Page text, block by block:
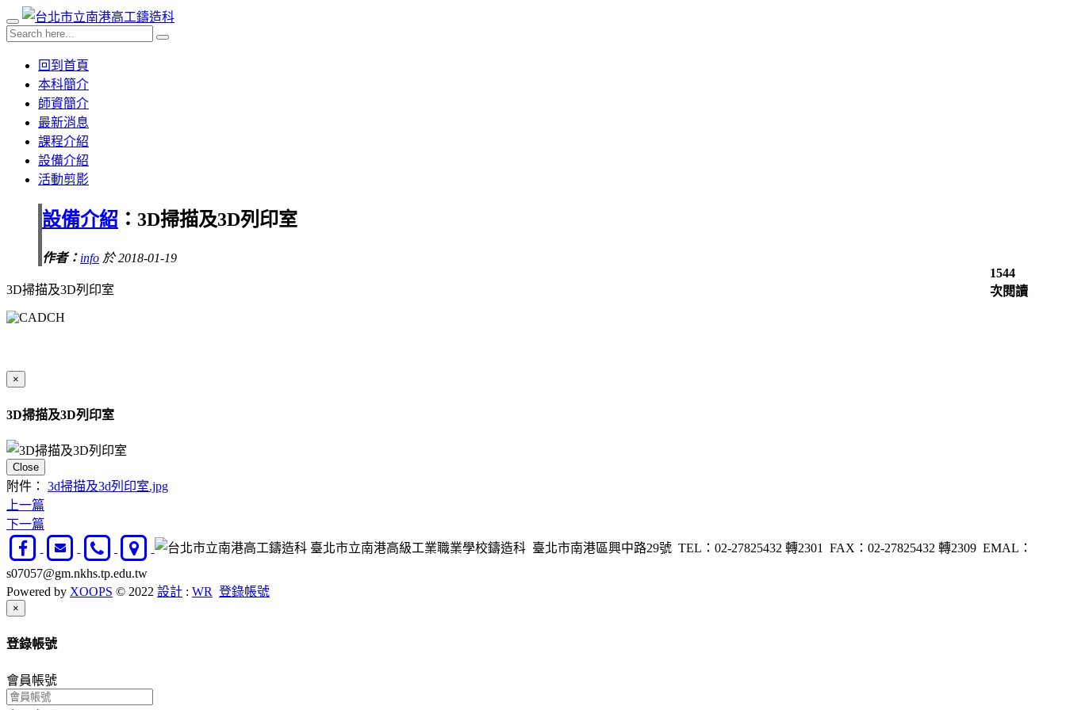
回到首頁
本科簡介
師資簡介
最新消息
課程介紹
設備介紹
活動剪影
設備介紹 ：3D掃描及3D列印室
作者： info 於 2018-01-19
1544
次閱讀
3D掃描及3D列印室
×
3D掃描及3D列印室
Close
附件： 3d掃描及3d列印室.jpg
上一篇
下一篇
臺北市立南港高級工業職業學校鑄造科 臺北市南港區興中路29號 TEL：02-27825432 轉2301 FAX：02-27825432 轉2309 EMAL：
s07057@gm.nkhs.tp.edu.tw
Powered by XOOPS © 2022 設計 : WR 登錄帳號
×
登錄帳號
會員帳號